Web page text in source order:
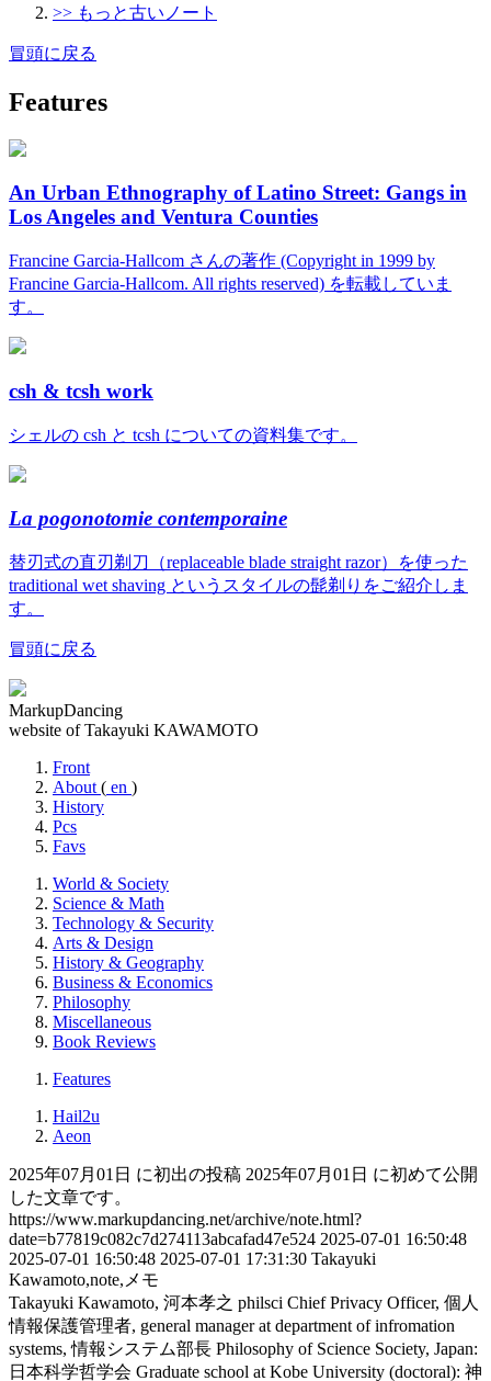
>> もっと古いノート
冒頭に戻る
Features
An Urban Ethnography of Latino Street: Gangs in
Los Angeles and Ventura Counties
Francine Garcia-Hallcom さんの著作 (Copyright in 1999 by
Francine Garcia-Hallcom. All rights reserved) を転載していま
す。
csh & tcsh work
シェルの csh と tcsh についての資料集です。
La pogonotomie contemporaine
替刃式の直刃剃刀（replaceable blade straight razor）を使った
traditional wet shaving というスタイルの髭剃りをご紹介しま
す。
冒頭に戻る
MarkupDancing
website of Takayuki KAWAMOTO
Front
About ( en )
History
Pcs
Favs
World & Society
Science & Math
Technology & Security
Arts & Design
History & Geography
Business & Economics
Philosophy
Miscellaneous
Book Reviews
Features
Hail2u
Aeon
2025年07月01日 に初出の投稿 2025年07月01日 に初めて公開
した文章です。
https://www.markupdancing.net/archive/note.html?
date=b77819c082c7d274113abcafad47e524 2025-07-01 16:50:48
2025-07-01 16:50:48 2025-07-01 17:31:30 Takayuki
Kawamoto,note,メモ
Takayuki Kawamoto, 河本孝之 philsci Chief Privacy Officer, 個人
情報保護管理者, general manager at department of infromation
systems, 情報システム部長 Philosophy of Science Society, Japan:
日本科学哲学会 Graduate school at Kobe University (doctoral): 神